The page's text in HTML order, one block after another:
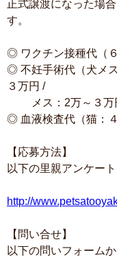
正式譲渡になった場
す。
◎ ワクチン接種代（６
◎ 不妊手術代（犬メ
３万円 /
メス：2万～３万円
◎ 血液検査代（猫：４
【応募方法】
以下の里親アンケー
http://
【問い合せ】
以下の問いフォーム